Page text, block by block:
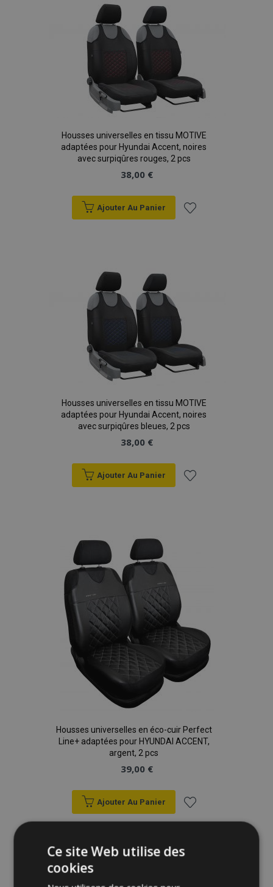
Housses universelles en tissu MOTIVE
adaptées pour Hyundai Accent, noires
avec surpiqûres rouges, 2 pcs
38,00 €
Ajouter Au Panier
Housses universelles en tissu MOTIVE
adaptées pour Hyundai Accent, noires
avec surpiqûres bleues, 2 pcs
38,00 €
Ajouter Au Panier
Housses universelles en éco-cuir Perfect
Line+ adaptées pour HYUNDAI ACCENT,
argent, 2 pcs
39,00 €
Ajouter Au Panier
Ajouter
à la
Ce site Web utilise des
cookies